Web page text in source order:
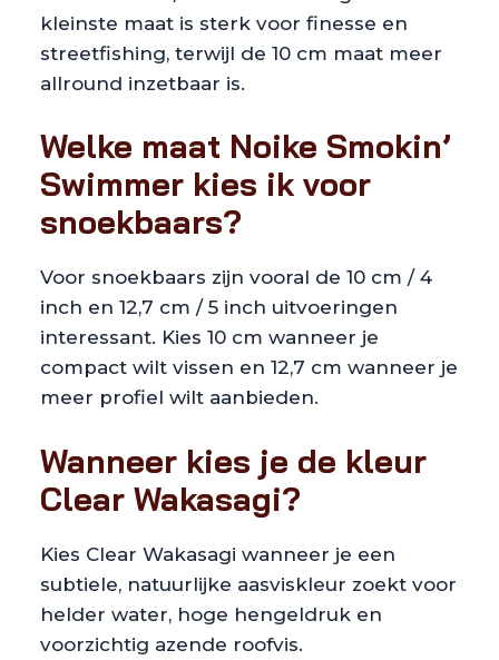
kleinste maat is sterk voor finesse en
streetfishing, terwijl de 10 cm maat meer
allround inzetbaar is.
Welke maat Noike Smokin’
Swimmer kies ik voor
snoekbaars?
Voor snoekbaars zijn vooral de 10 cm / 4
inch en 12,7 cm / 5 inch uitvoeringen
interessant. Kies 10 cm wanneer je
compact wilt vissen en 12,7 cm wanneer je
meer profiel wilt aanbieden.
Wanneer kies je de kleur
Clear Wakasagi?
Kies Clear Wakasagi wanneer je een
subtiele, natuurlijke aasviskleur zoekt voor
helder water, hoge hengeldruk en
voorzichtig azende roofvis.